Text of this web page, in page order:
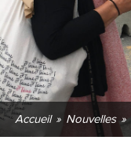
Accueil » Nouvelles »